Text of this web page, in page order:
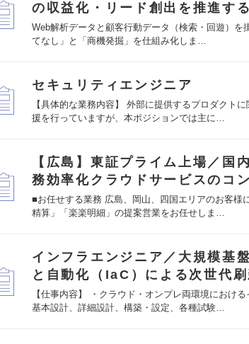
の収益化・リード創出を推進す
Web解析データと顧客行動データ（検索・回遊）を
てなし」と「商機発掘」を仕組み化しま…
セキュリティエンジニア
【具体的な業務内容】 外部に提供するプロダクト
援を行っていますが、本ポジションでは主に…
【広島】東証プライム上場／
務効率化クラウドサービスのコ
■お任せする業務 広島、岡山、四国エリアのお客様
精算」「楽楽明細」の提案営業をお任せしま…
インフラエンジニア／大規模基
と自動化（IaC）による次世代刷
【仕事内容】 ・クラウド・オンプレ両環境におけ
基本設計、詳細設計、構築・設定、各種試験…